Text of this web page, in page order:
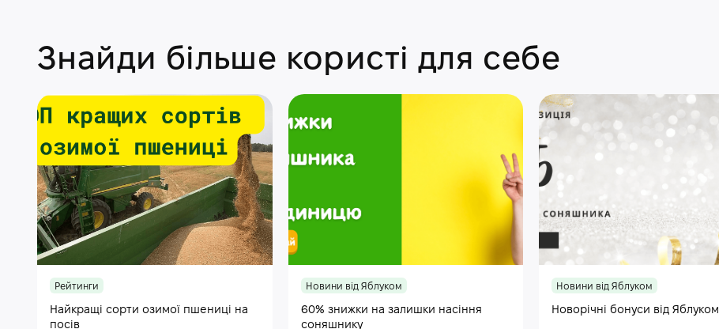
Знайди більше користі для себе
Рейтинги
Найкращі сорти озимої пшениці на
посів
Новини від Яблуком
60% знижки на залишки насіння
соняшнику
Новини від Яблуком
Новорічні бонуси від Яблуком